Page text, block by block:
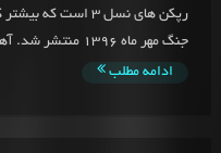
رپکن های نسل 3
جنگ مهر ماه 1396 منتشر شد. آهنگسازی تمام ترک ها را ف...
ادامه مطلب